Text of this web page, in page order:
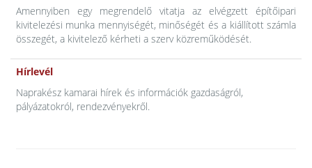
Amennyiben egy megrendelő vitatja az elvégzett építőipari
kivitelezési munka mennyiségét, minőségét és a kiállított számla
összegét, a kivitelező kérheti a szerv közreműködését.
Hírlevél
Naprakész kamarai hírek és információk gazdaságról,
pályázatokról, rendezvényekről.